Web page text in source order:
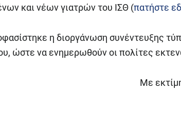
και νέων γιατρών του ΙΣΘ (πατήστε
η διοργάνωση συνέντευξης
ώστε να ενημερωθούν οι πολίτες
Με